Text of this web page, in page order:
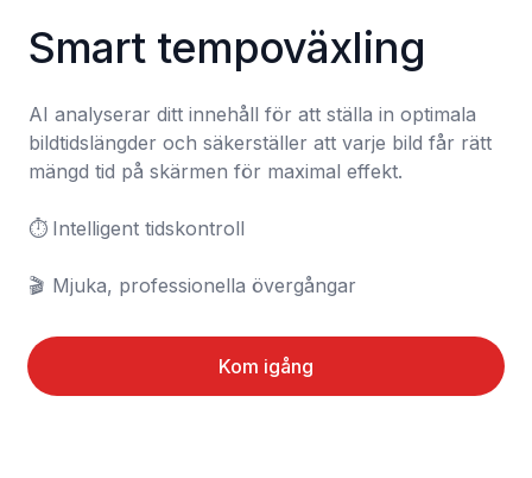
Smart tempoväxling
AI analyserar ditt innehåll för att ställa in optimala
bildtidslängder och säkerställer att varje bild får rätt
mängd tid på skärmen för maximal effekt.
⏱️	Intelligent tidskontroll
🎬	Mjuka, professionella övergångar
Kom igång